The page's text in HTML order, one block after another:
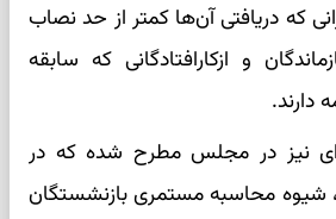
که دریافتی آن‌ها کمتر از حد نصاب
و ازکارافتادگانی که سابقه
دارند.
نیز در مجلس مطرح شده که در
شیوه محاسبه مستمری بازنشستگان